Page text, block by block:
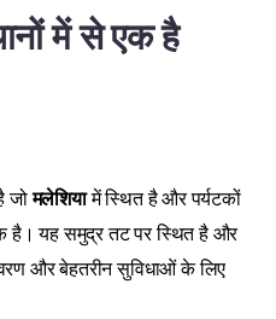
में से एक है
जोमलेशियामें स्थित है और पर्यटकों
है। यह समुद्र तट पर स्थित है और
और बेहतरीन सुविधाओं के लिए